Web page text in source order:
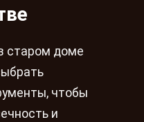
старом доме
чтобы
и